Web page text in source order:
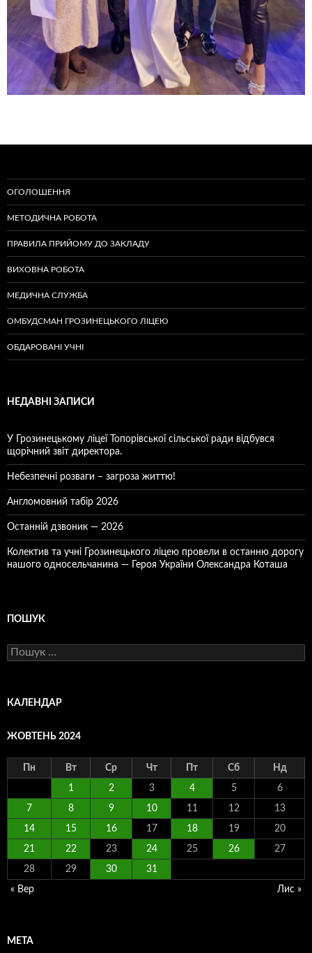
ОГОЛОШЕННЯ
МЕТОДИЧНА РОБОТА
ПРАВИЛА ПРИЙОМУ ДО ЗАКЛАДУ
ВИХОВНА РОБОТА
МЕДИЧНА СЛУЖБА
ОМБУДСМАН ГРОЗИНЕЦЬКОГО ЛІЦЕЮ
ОБДАРОВАНІ УЧНІ
НЕДАВНІ ЗАПИСИ
У Грозинецькому ліцеї Топорівської сільської ради відбувся
щорічний звіт директора.
Небезпечні розваги – загроза життю!
Англомовний табір 2026
Останній дзвоник — 2026
Колектив та учні Грозинецького ліцею провели в останню дорогу
нашого односельчанина — Героя України Олександра Коташа
ПОШУК
Пошук:
КАЛЕНДАР
ЖОВТЕНЬ 2024
Пн Вт Ср Чт Пт Сб Нд
1 2 3 4 5 6
7 8 9 10 11 12 13
14 15 16 17 18 19 20
21 22 23 24 25 26 27
28 29 30 31
« Вер Лис »
МЕТА